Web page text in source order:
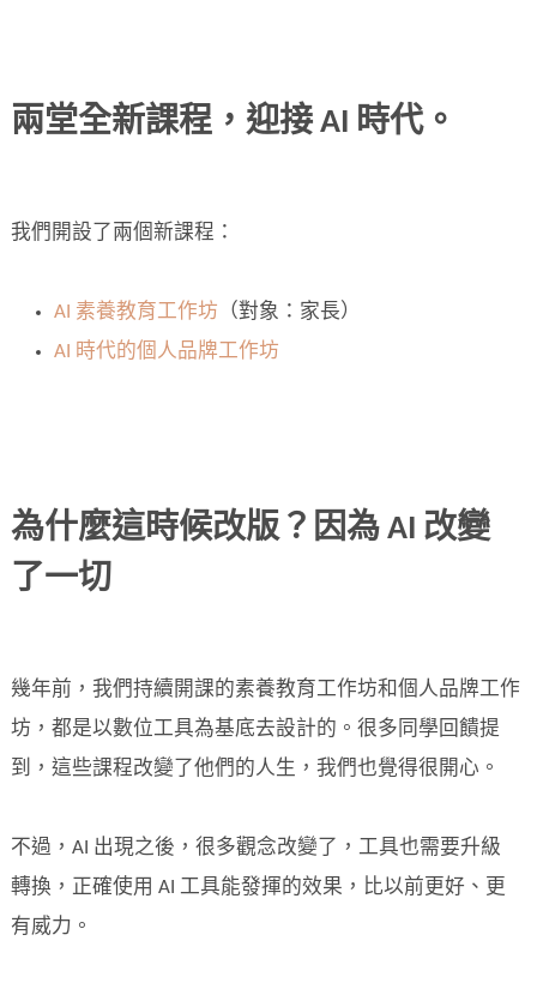
兩堂全新課程，迎接 AI 時代。
我們開設了兩個新課程：
AI 素養教育工作坊 （對象：家長）
AI 時代的個人品牌工作坊
為什麼這時候改版？因為 AI 改變
了一切
幾年前，我們持續開課的素養教育工作坊和個人品牌工作
坊，都是以數位工具為基底去設計的。很多同學回饋提
到，這些課程改變了他們的人生，我們也覺得很開心。
不過，AI 出現之後，很多觀念改變了，工具也需要升級
轉換，正確使用 AI 工具能發揮的效果，比以前更好、更
有威力。